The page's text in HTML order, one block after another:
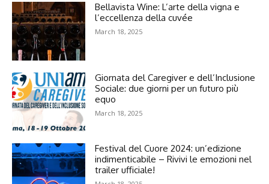
Bellavista Wine: L’arte della vigna e
l’eccellenza della cuvée
March 18, 2025
Giornata del Caregiver e dell’Inclusione
Sociale: due giorni per un futuro più
equo
March 18, 2025
Festival del Cuore 2024: un’edizione
indimenticabile – Rivivi le emozioni nel
trailer ufficiale!